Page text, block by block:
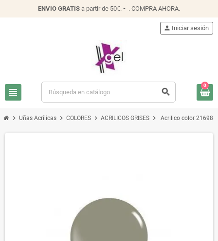
ENVIO GRATIS a partir de 50€. - . COMPRA AHORA.
view_headline search
person Iniciar sesión
0
chevron_right Uñas Acrílicas chevron_right COLORES chevron_right ACRILICOS GRISES chevron_right Acrilico color 21698